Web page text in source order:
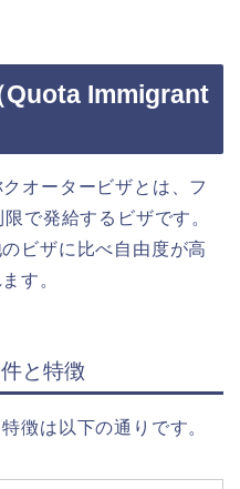
Quota Immigrant
オータービザとは、フ
で発給するビザです。
ビザに比べ自由度が高
す。
と特徴
徴は以下の通りです。